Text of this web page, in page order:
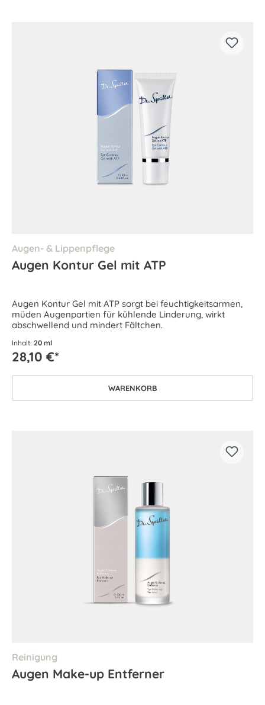
Augen- & Lippenpflege
Augen Kontur Gel mit ATP
Augen Kontur Gel mit ATP sorgt bei feuchtigkeitsarmen,
müden Augenpartien für kühlende Linderung, wirkt
abschwellend und mindert Fältchen.
Inhalt: 20 ml
28,10 €*
WARENKORB
Reinigung
Augen Make-up Entferner